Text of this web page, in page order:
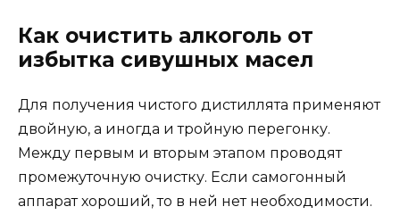
Как очистить алкоголь от
избытка сивушных масел
Для получения чистого дистиллята применяют
двойную, а иногда и тройную перегонку.
Между первым и вторым этапом проводят
промежуточную очистку. Если самогонный
аппарат хороший, то в ней нет необходимости.